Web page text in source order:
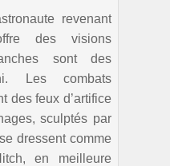
revenant
des visions
sont des
Les combats
des feux d’artifice
sculptés par
dressent comme
en meilleure